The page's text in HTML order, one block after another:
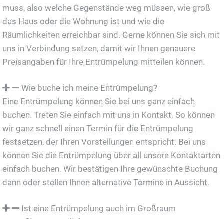
muss, also welche Gegenstände weg müssen, wie groß
das Haus oder die Wohnung ist und wie die
Räumlichkeiten erreichbar sind. Gerne können Sie sich mit
uns in Verbindung setzen, damit wir Ihnen genauere
Preisangaben für Ihre Entrümpelung mitteilen können.
Wie buche ich meine Entrümpelung?
Eine Entrümpelung können Sie bei uns ganz einfach
buchen. Treten Sie einfach mit uns in Kontakt. So können
wir ganz schnell einen Termin für die Entrümpelung
festsetzen, der Ihren Vorstellungen entspricht. Bei uns
können Sie die Entrümpelung über all unsere Kontaktarten
einfach buchen. Wir bestätigen Ihre gewünschte Buchung
dann oder stellen Ihnen alternative Termine in Aussicht.
Ist eine Entrümpelung auch im Großraum